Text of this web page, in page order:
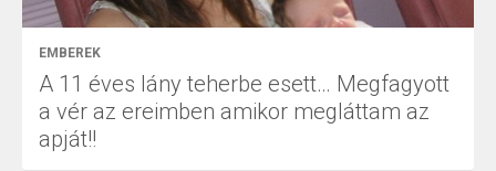
EMBEREK
A 11 éves lány teherbe esett… Megfagyott
a vér az ereimben amikor megláttam az
apját!!